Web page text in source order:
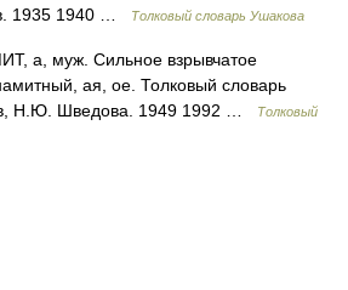
1935 1940 …
Толковый словарь Ушакова
а, муж. Сильное взрывчатое
ая, ое. Толковый словарь
Н.Ю. Шведова. 1949 1992 …
Толковый